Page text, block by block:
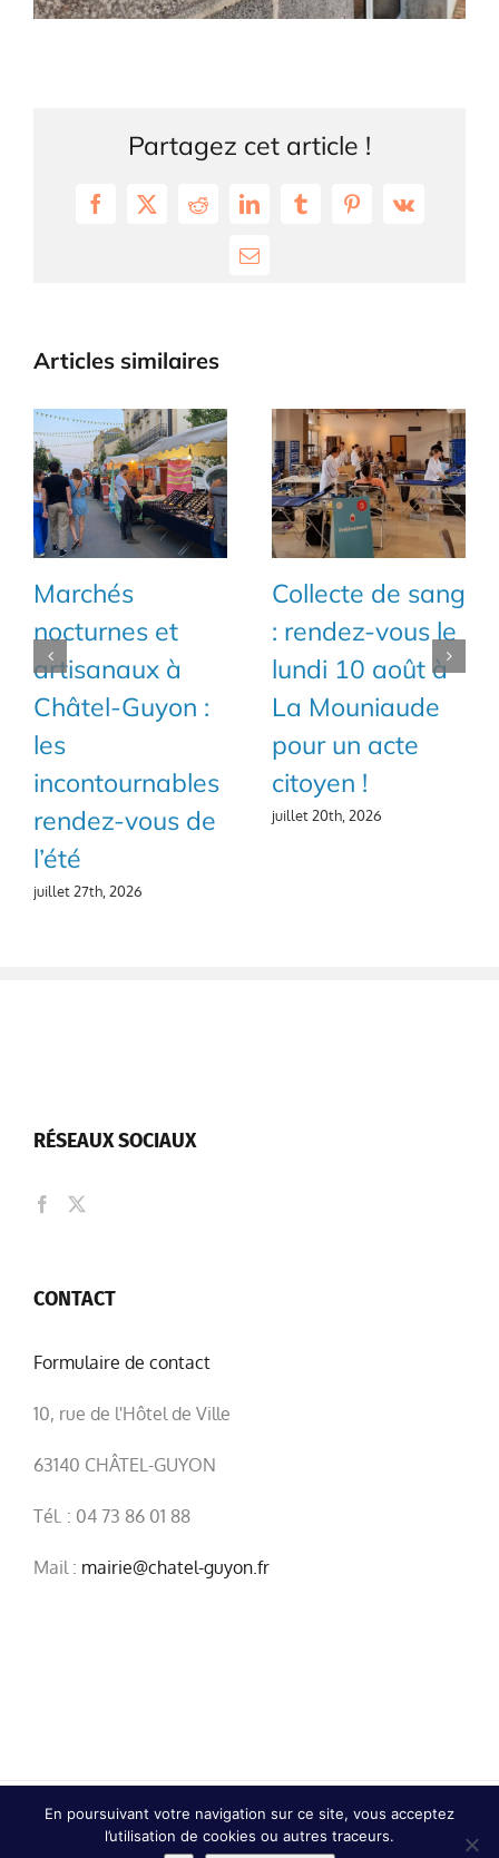
Partagez cet article !
Facebook
X RedditLinkedInTumblrPinterest
Vk
Email
Articles similaires
Marchés
nocturnes et
artisanaux à
Châtel-Guyon :
les
incontournables
rendez-vous de
l’été
juillet 27th, 2026
Collecte de sang
: rendez-vous le
lundi 10 août à
La Mouniaude
pour un acte
citoyen !
juillet 20th, 2026
RÉSEAUX SOCIAUX
CONTACT
Formulaire de contact
10, rue de l'Hôtel de Ville
63140 CHÂTEL-GUYON
Tél. : 04 73 86 01 88
Mail : mairie@chatel-guyon.fr
© Copyright2026 | Ville de Châtel-Guyon |
Mentions
En poursuivant votre navigation sur ce site, vous acceptez
l’utilisation de cookies ou autres traceurs.